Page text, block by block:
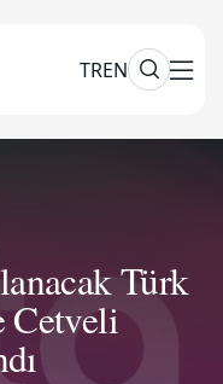
TREN
Türk
Cetveli